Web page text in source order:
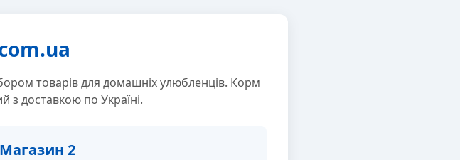
товарів для домашніх улюбленців. Корм
з доставкою по Україні.
Магазин 2